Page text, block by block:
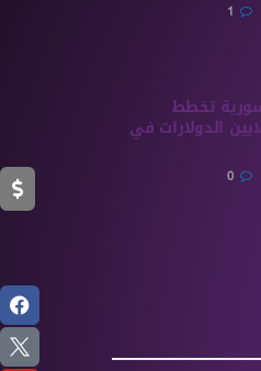
تخطط
الدولارات في